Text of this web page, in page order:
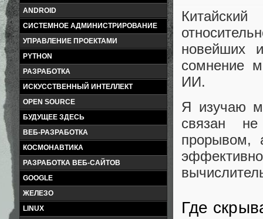
ANDROID
СИСТЕМНОЕ АДМИНИСТРИРОВАНИЕ
УПРАВЛЕНИЕ ПРОЕКТАМИ
PYTHON
РАЗРАБОТКА
ИСКУССТВЕННЫЙ ИНТЕЛЛЕКТ
OPEN SOURCE
БУДУЩЕЕ ЗДЕСЬ
ВЕБ-РАЗРАБОТКА
КОСМОНАВТИКА
РАЗРАБОТКА ВЕБ-САЙТОВ
GOOGLE
ЖЕЛЕЗО
LINUX
новейших
сомнение
ИИ.
Я изучаю
связан
прорывом,
Где